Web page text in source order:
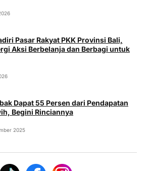
Pasar Rakyat PKK Provinsi Bali,
Aksi Berbelanja dan Berbagi untuk
Dapat 55 Persen dari Pendapatan
Begini Rinciannya
2025